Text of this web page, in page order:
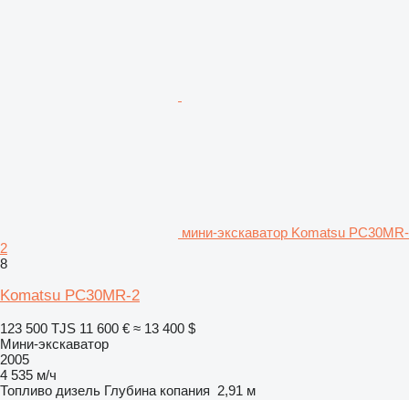
мини-экскаватор Komatsu PC30MR-
2
8
Komatsu PC30MR-2
123 500 TJS 11 600 € ≈ 13 400 $
Мини-экскаватор
2005
4 535 м/ч
Топливо дизель Глубина копания 2,91 м